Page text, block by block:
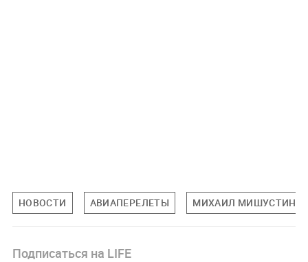
НОВОСТИ АВИАПЕРЕЛЕТЫ МИХАИЛ МИШУСТИН
Подписаться на LIFE